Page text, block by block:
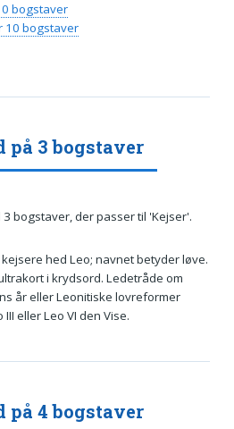
på 3 bogstaver
bogstaver, der passer til 'Kejser'.
hed Leo; navnet betyder løve.
i krydsord. Ledetråde om
år eller Leonitiske lovreformer
eller Leo VI den Vise.
på 4 bogstaver
bogstaver
10 bogstaver